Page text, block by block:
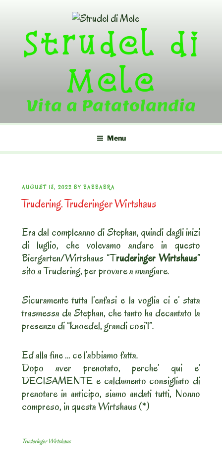
contentStrudel di
Mele
Vita a Patatolandia
Menu
POSTED
ON
AUGUST 18, 2022 BY BABBABRA
Trudering. Truderinger Wirtshaus
Era dal compleanno di Stephan, quindi dagli inizi
di luglio, che volevamo andare in questo
Biergarten/Wirtshaus “Truderinger Wirtshaus”
sito a Trudering, per provare a mangiare.
Sicuramente tutta l’enfasi e la voglia ci e’ stata
trasmessa da Stephan, che tanto ha decantato la
presenza di “knoedel, grandi cosi’!”.
Ed alla fine … ce l’abbiamo fatta.
Dopo aver prenotato, perche’ qui e’
DECISAMENTE e caldamento consigliato di
prenotare in anticipo, siamo andati tutti, Nonno
compreso, in questa Wirtshaus (*)
Truderinger Wirtshaus